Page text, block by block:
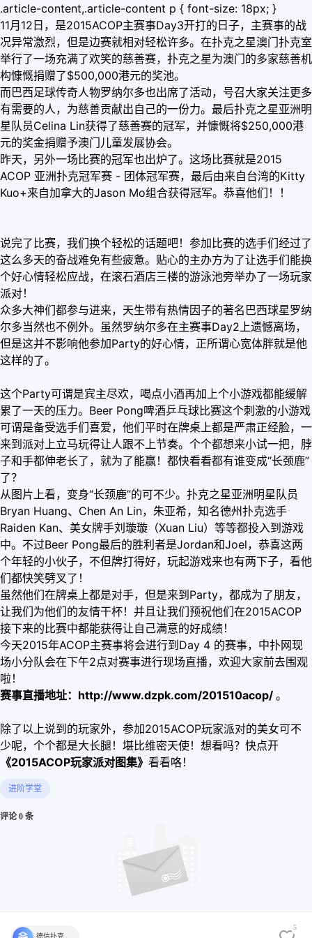
.article-content,.article-content p { font-size: 18px; }
11月12日，是2015ACOP主赛事Day3开打的日子，主赛事的战
况异常激烈，但是边赛就相对轻松许多。在扑克之星澳门扑克室
举行了一场充满了欢笑的慈善赛，扑克之星为澳门的多家慈善机
构慷慨捐赠了$500,000港元的奖池。
而巴西足球传奇人物罗纳尔多也出席了活动，号召大家关注更多
有需要的人，为慈善贡献出自己的一份力。最后扑克之星亚洲明
星队员Celina Lin获得了慈善赛的冠军，并慷慨将$250,000港
元的奖金捐赠予澳门儿童发展协会。
昨天，另外一场比赛的冠军也出炉了。这场比赛就是2015
ACOP 亚洲扑克冠军赛 - 团体冠军赛，最后由来自台湾的Kitty
Kuo+来自加拿大的Jason Mo组合获得冠军。恭喜他们！！
说完了比赛，我们换个轻松的话题吧！参加比赛的选手们经过了
这么多天的奋战难免有些疲惫。贴心的主办方为了让选手们能换
个好心情轻松应战，在滚石酒店三楼的游泳池旁举办了一场玩家
派对！
众多大神们都参与进来，天生带有热情因子的著名巴西球星罗纳
尔多当然也不例外。虽然罗纳尔多在主赛事Day2上遗憾离场，
但是这并不影响他参加Party的好心情，正所谓心宽体胖就是他
这样的了。
这个Party可谓是宾主尽欢，喝点小酒再加上个小游戏都能缓解
累了一天的压力。Beer Pong啤酒乒乓球比赛这个刺激的小游戏
可谓是备受选手们喜爱，他们平时在牌桌上都是严肃正经脸，一
来到派对上立马玩得让人跟不上节奏。个个都想来小试一把，脖
子和手都伸老长了，就为了能赢！都快看看都有谁变成“长颈鹿”
了？
从图片上看，变身“长颈鹿”的可不少。扑克之星亚洲明星队员
Bryan Huang、Chen An Lin，朱亚希，知名德州扑克选手
Raiden Kan、美女牌手刘璇璇（Xuan Liu）等等都投入到游戏
中。不过Beer Pong最后的胜利者是Jordan和Joel，恭喜这两
个年轻的小伙子，不但牌打得好，玩起游戏来也有两下子，看他
们都快笑劈叉了！
虽然他们在牌桌上都是对手，但是来到Party，都成为了朋友，
让我们为他们的友情干杯！并且让我们预祝他们在2015ACOP
接下来的比赛中都能获得让自己满意的好成绩！
今天2015年ACOP主赛事将会进行到Day 4 的赛事，中扑网现
场小分队会在下午2点对赛事进行现场直播，欢迎大家前去围观
啦！
赛事直播地址： http://www.dzpk.com/201510acop/ 。
除了以上说到的玩家外，参加2015ACOP玩家派对的美女可不
少呢，个个都是大长腿！堪比维密天使！想看吗？快点开
《2015ACOP玩家派对图集》 看看咯！
进阶学堂
评论 0 条
5